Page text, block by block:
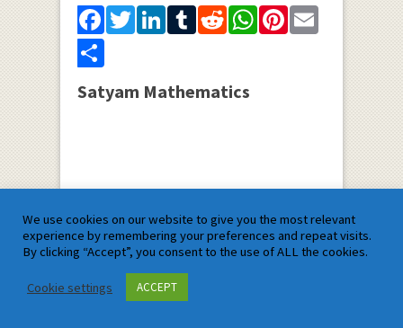
Facebook
Twitter
LinkedIn
Tumblr
Reddit
WhatsApp
Pinterest
Email
Share
Satyam Mathematics
We use cookies on our website to give you the most relevant
experience by remembering your preferences and repeat visits.
By clicking “Accept”, you consent to the use of ALL the cookies.
Cookie settings ACCEPT